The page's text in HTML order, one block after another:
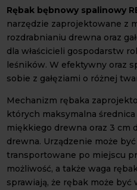
Rębak bębnowy spalinowy
narzędzie zaprojektowane z
rozdrabnianiu drewna oraz
dla właścicieli gospodarstw
leśników. W efektywny oraz
sobie z gałęziami o różnej
Mechanizm rębaka
których maksymalna
miękkiego drewna oraz 3 cm
drewna. Urządzenie może
transportowane po miejscu
możliwość, a także waga
sprawiają, że rębak może